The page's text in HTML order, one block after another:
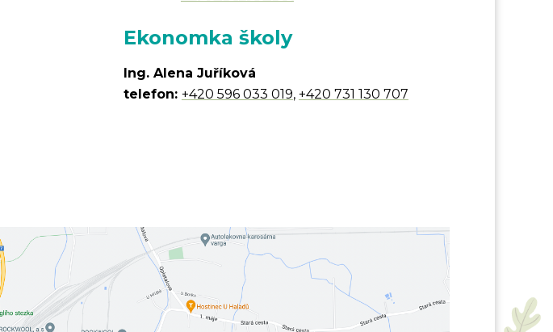
Ekonomka školy
Ing. Alena Juříková
telefon: +420 596 033 019, +420 731 130 707